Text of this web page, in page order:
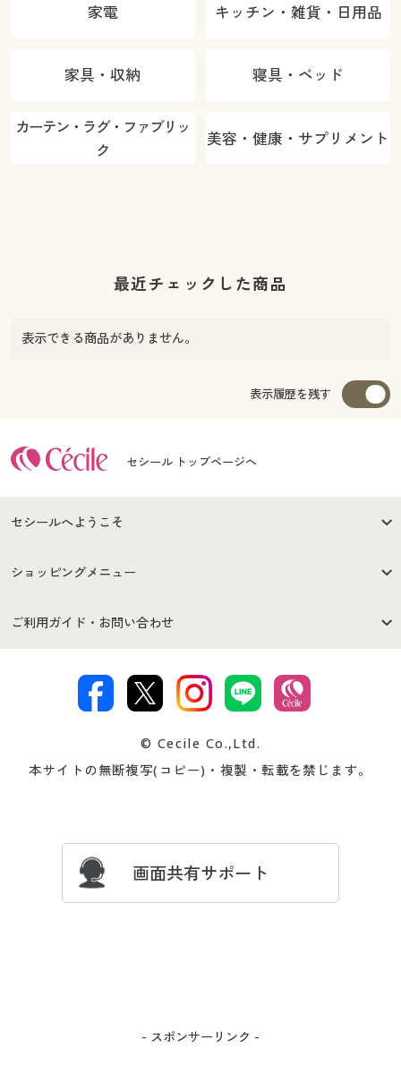
家電 キッチン・雑貨・日用品
家具・収納 寝具・ベッド
カーテン・ラグ・ファブリッ
ク
美容・健康・サプリメント
最近チェックした商品
表示できる商品がありません。
表示履歴を残す
セシール トップページへ
セシールへようこそ
はじめての方へ
セシールご利用規約
著作権・商標について 会社案内
ショッピングメニュー
商品カテゴリ
プレゼント＆キャンペーン サイトマップ
ご利用ガイド・お問い合わせ
交換・返品は お支払は
ついて
忘れの場合
© Cecile Co.,Ltd.
本サイトの無断複写(コピー)・複製・転載を禁じます。
画面共有サポート
- スポンサーリンク -